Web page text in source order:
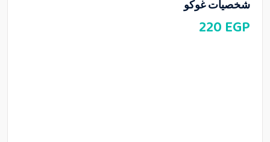
شخصيات غوكو
220 EGP